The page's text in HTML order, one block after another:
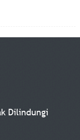
(laser, foto berwarna
metode
Dilindungi